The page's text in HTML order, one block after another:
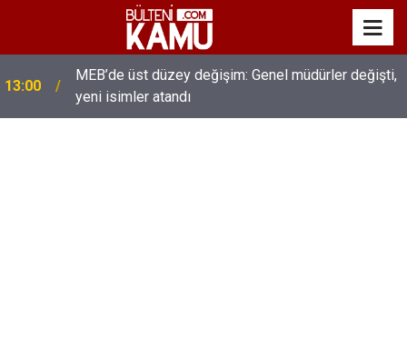
13:00
MEB’de üst düzey değişim: Genel müdürler değişti,
yeni isimler atandı